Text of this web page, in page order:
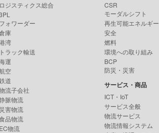
ロジスティクス総合
フォワーダー
庫
湾
トラック輸送
運
空
道
流子会社
脈物流
災害物流
品物流
EC物流
CSR
モーダルシフト
再生可能エネルギー
安全
燃料
環境への取り組み
BCP
防災・災害
サービス・商品
ICT・IoT
サービス全般
物流サービス
物流情報システム